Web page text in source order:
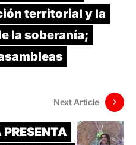
territorial y la
la soberanía;
Next Article